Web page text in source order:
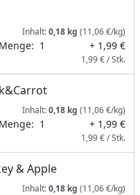
Inhalt:0,18 kg (11,06 €/kg)
1 + 1,99 €
1,99 € / Stk.
Inhalt:0,18 kg (11,06 €/kg)
1 + 1,99 €
1,99 € / Stk.
& Apple
Inhalt:0,18 kg (11,06 €/kg)